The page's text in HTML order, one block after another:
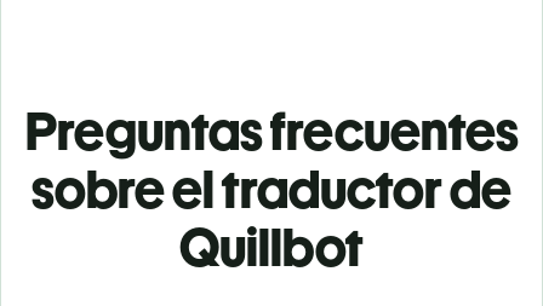
Preguntas frecuentes
sobre el traductor de
Quillbot